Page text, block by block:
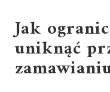
Jak
uniknąć